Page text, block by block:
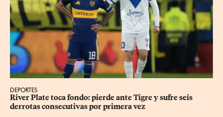
DEPORTES
River Plate toca fondo: pierde ante Tigre y sufre seis
derrotas consecutivas por primera vez